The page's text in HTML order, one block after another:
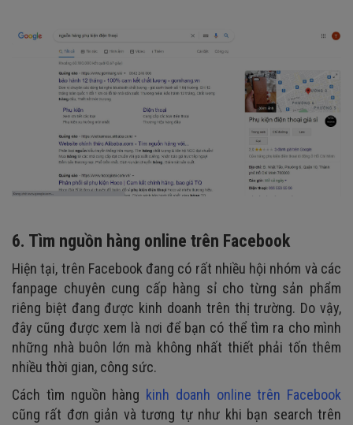
6. Tìm nguồn hàng online trên Facebook
Hiện tại, trên Facebook đang có rất nhiều hội nhóm và các
fanpage chuyên cung cấp hàng sỉ cho từng sản phẩm
riêng biệt đang được kinh doanh trên thị trường. Do vậy,
đây cũng được xem là nơi để bạn có thể tìm ra cho mình
những nhà buôn lớn mà không nhất thiết phải tốn thêm
nhiều thời gian, công sức.
Cách tìm nguồn hàng kinh doanh online trên Facebook
cũng rất đơn giản và tương tự như khi bạn search trên